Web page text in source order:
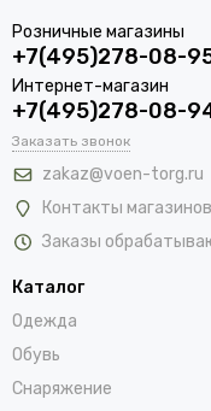
Розничные магазины
+7(495)278-08-
Интернет-магазин
+7(495)278-08-
Заказать звонок
zakaz@voen-torg.ru
Контакты
Заказы
Каталог
Одежда
Обувь
Снаряжение